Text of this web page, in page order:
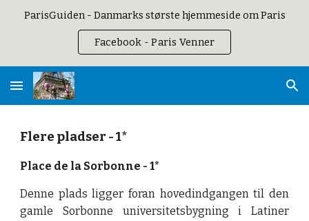
ParisGuiden - Danmarks største hjemmeside om Paris
Facebook - Paris Venner
Flere pladser - 1*
Place de la Sorbonne - 1*
Denne plads ligger foran hovedindgangen til den
gamle Sorbonne universitetsbygning i Latiner